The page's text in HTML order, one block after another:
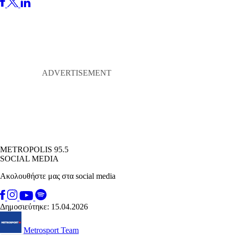
METROPOLIS 95.5
SOCIAL MEDIA
Ακολουθήστε μας στα social media
Δημοσιεύτηκε: 15.04.2026
Metrosport Team